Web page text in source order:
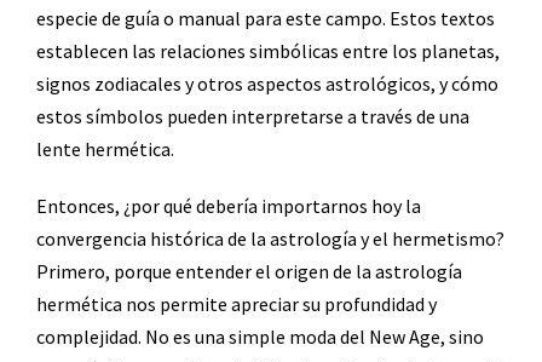
especie de guía o manual para este campo. Estos textos
establecen las relaciones simbólicas entre los planetas,
signos zodiacales y otros aspectos astrológicos, y cómo
estos símbolos pueden interpretarse a través de una
lente hermética.
Entonces, ¿por qué debería importarnos hoy la
convergencia histórica de la astrología y el hermetismo?
Primero, porque entender el origen de la astrología
hermética nos permite apreciar su profundidad y
complejidad. No es una simple moda del New Age, sino